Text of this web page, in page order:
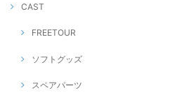
CAST
FREETOUR
ソフトグッズ
スペアパーツ